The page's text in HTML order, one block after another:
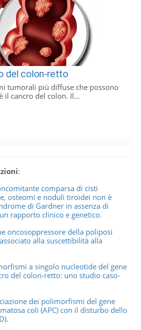
del colon-retto
tumorali più diffuse che possono
il cancro del colon. Il...
:
comparsa di cisti
osteomi e noduli tiroidei non è
di Gardner in assenza di
rapporto clinico e genetico.
oncosoppressore della poliposi
alla suscettibilità alla
a singolo nucleotide del gene
del colon-retto: uno studio caso-
dei polimorfismi del gene
coli (APC) con il disturbo dello